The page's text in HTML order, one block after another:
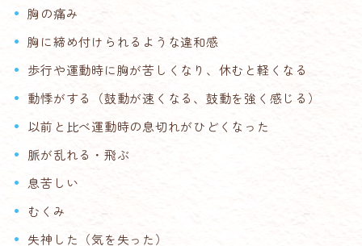
胸の痛み
胸に締め付けられるような違和感
歩行や運動時に胸が苦しくなり、休むと軽くなる
動悸がする（鼓動が速くなる、鼓動を強く感じる）
以前と比べ運動時の息切れがひどくなった
脈が乱れる・飛ぶ
息苦しい
むくみ
失神した（気を失った）